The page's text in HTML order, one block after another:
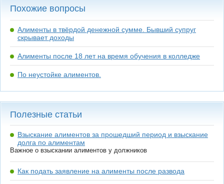
Похожие вопросы
Алименты в твёрдой денежной сумме. Бывший супруг
скрывает доходы
Алименты после 18 лет на время обучения в колледже
По неустойке алиментов.
Полезные статьи
Взыскание алиментов за прошедший период и взыскание
долга по алиментам
Важное о взыскании алиментов у должников
Как подать заявление на алименты после развода